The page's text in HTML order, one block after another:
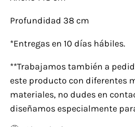
Profundidad 38 cm
*Entregas en 10 días hábiles.
**Trabajamos también a
este producto con diferentes
materiales, no dudes en
diseñamos especialmente